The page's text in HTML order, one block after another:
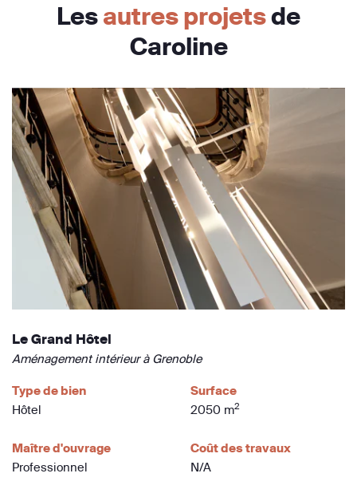
Lesautres projetsde
Caroline
Le Grand Hôtel
Aménagement intérieur à Grenoble
Type de bien
Hôtel
Surface
2050 m2
Maître d'ouvrage
Professionnel
Coût des travaux
N/A